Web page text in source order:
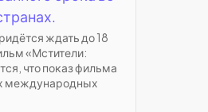
ждать до 18
«Мстители:
что показ фильма
международных